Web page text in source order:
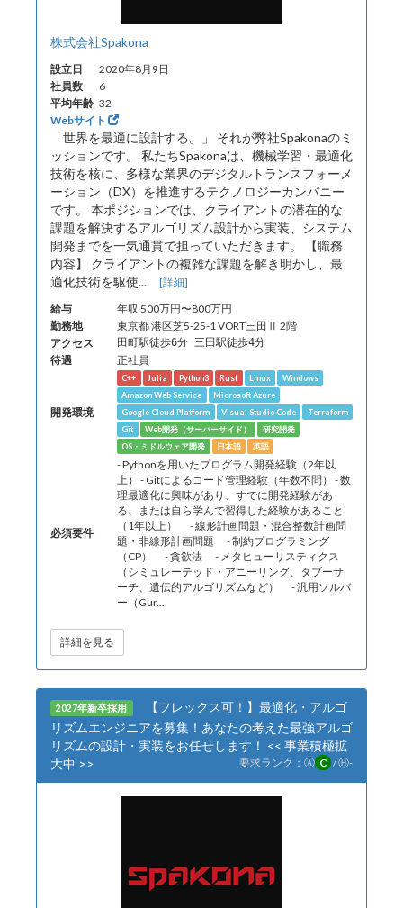
株式会社Spakona
設立日
2020年8月9日
社員数
6
平均年齢 32
Webサイト
「世界を最適に設計する。」 それが弊社Spakonaのミ
ッションです。 私たちSpakonaは、機械学習・最適化
技術を核に、多様な業界のデジタルトランスフォーメ
ーション（DX）を推進するテクノロジーカンパニー
です。 本ポジションでは、クライアントの潜在的な
課題を解決するアルゴリズム設計から実装、システム
開発までを一気通貫で担っていただきます。 【職務
内容】 クライアントの複雑な課題を解き明かし、最
適化技術を駆使... [詳細]
給与
年収 500万円〜800万円
勤務地
東京都 港区芝5-25-1 VORT三田Ⅱ 2階
アクセス
田町駅徒歩6分 三田駅徒歩4分
待遇 正社員
開発環境
C++ Julia Python3 Rust Linux
Windows
Amazon Web Service
Microsoft Azure
Google Cloud Platform
Visual Studio Code
Terraform
Git
Web開発（サーバーサイド）
研究開発
OS・ミドルウェア開発
日本語 英語
必須要件
- Pythonを用いたプログラム開発経験（2年以
上） - Gitによるコード管理経験（年数不問） - 数
理最適化に興味があり、すでに開発経験があ
る、または自ら学んで習得した経験があること
（1年以上） - 線形計画問題・混合整数計画問
題・非線形計画問題 - 制約プログラミング
（CP） - 貪欲法 - メタヒューリスティクス
（シミュレーテッド・アニーリング、タブーサ
ーチ、遺伝的アルゴリズムなど） - 汎用ソルバ
ー（Gur...
詳細を見る
2027年新卒採用
【フレックス可！】最適化・アルゴ
リズムエンジニアを募集！あなたの考えた最強アルゴ
リズムの設計・実装をお任せします！ << 事業積極拡
大中 >>
要求ランク： Ⓐ C /Ⓗ-